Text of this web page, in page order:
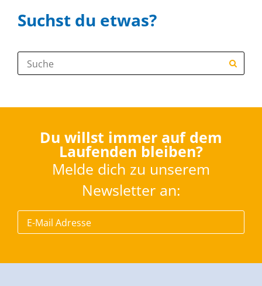
Suchst du etwas?
Suche:
Du willst immer auf dem
Laufenden bleiben?
Melde dich zu unserem
Newsletter an: